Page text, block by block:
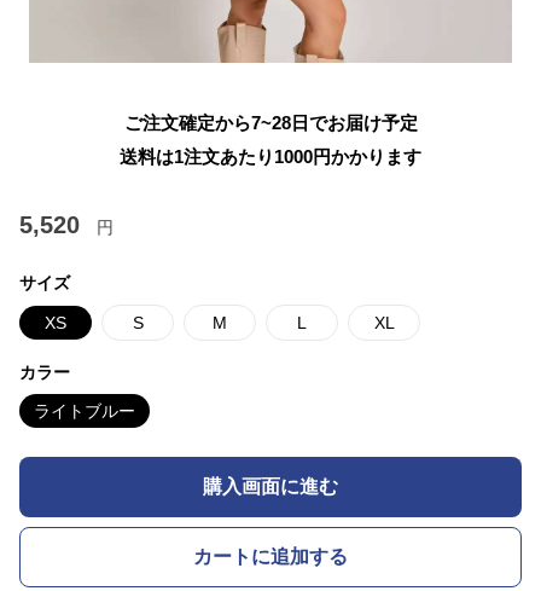
ご注文確定から7~28日でお届け予定
送料は1注文あたり 1000円かかります
5,520 円
サイズ
XS S M L XL
カラー
ライトブルー
購入画面に進む
カートに追加する